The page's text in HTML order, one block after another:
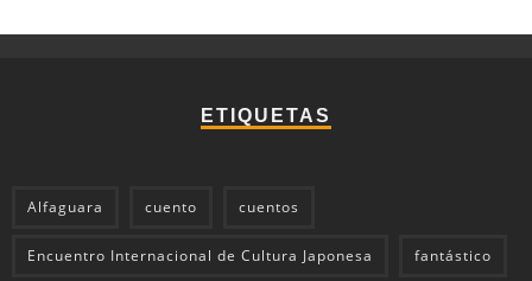
ETIQUETAS
Alfaguara cuento cuentos
Encuentro Internacional de Cultura Japonesa fantástico